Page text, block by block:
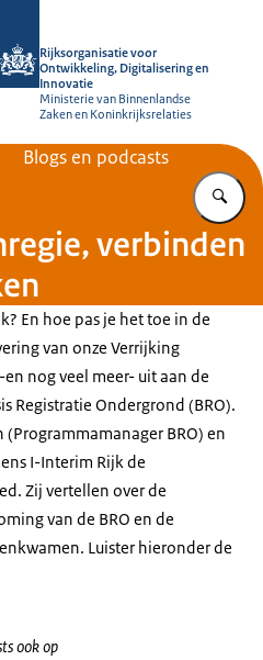
Rijksorganisatie voor
Ontwikkeling, Digitalisering en
Innovatie
Ministerie van Binnenlandse
Zaken en Koninkrijksrelaties
Blogs en podcasts
verbinden
En hoe pas je het toe in de
van onze Verrijking
nog veel meer- uit aan de
Registratie Ondergrond (BRO).
BRO) en
I-Interim Rijk de
Zij vertellen over de
van de BRO en de
Luister hieronder de
ook op